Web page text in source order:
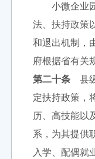
小微企业园
法、扶持政策
和退出机制，
府根据省有关
第二十条 县
定扶持政策，
历、高技能以
系，为其提供
入学、配偶就